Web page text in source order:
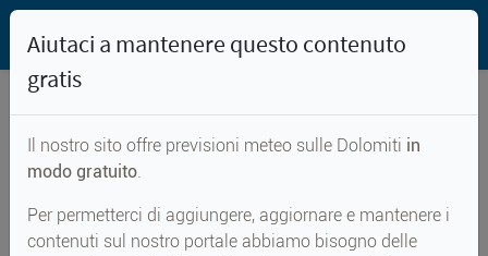
Previsioni meteo per...
Passo Sella
Aiutaci a mantenere questo contenuto
gratis
Il nostro sito offre previsioni meteo sulle Dolomiti in
modo gratuito.
Per permetterci di aggiungere, aggiornare e mantenere i
contenuti sul nostro portale abbiamo bisogno delle